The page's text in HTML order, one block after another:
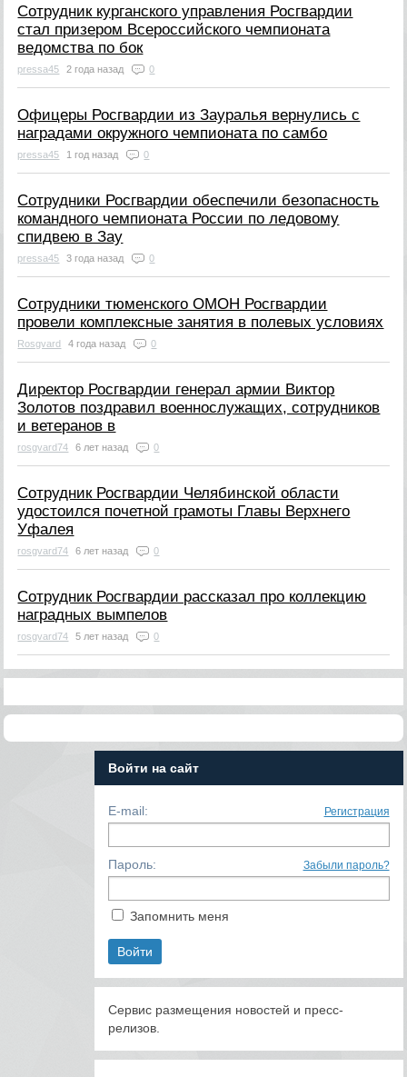
Сотрудник курганского управления Росгвардии
стал призером Всероссийского чемпионата
ведомства по бок
pressa45 2 года назад 0
Офицеры Росгвардии из Зауралья вернулись с
наградами окружного чемпионата по самбо
pressa45 1 год назад 0
Сотрудники Росгвардии обеспечили безопасность
командного чемпионата России по ледовому
спидвею в Зау
pressa45 3 года назад 0
Сотрудники тюменского ОМОН Росгвардии
провели комплексные занятия в полевых условиях
Rosgvard 4 года назад 0
Директор Росгвардии генерал армии Виктор
Золотов поздравил военнослужащих, сотрудников
и ветеранов в
rosgvard74 6 лет назад 0
Сотрудник Росгвардии Челябинской области
удостоился почетной грамоты Главы Верхнего
Уфалея
rosgvard74 6 лет назад 0
Сотрудник Росгвардии рассказал про коллекцию
наградных вымпелов
rosgvard74 5 лет назад 0
Войти на сайт
E-mail: Регистрация
Пароль: Забыли пароль?
Запомнить меня
Сервис размещения новостей и пресс-
релизов.